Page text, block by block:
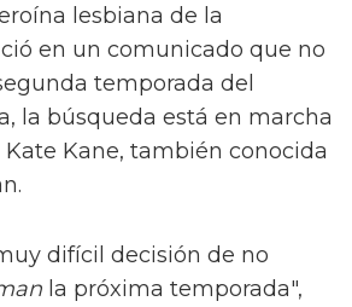
lesbiana de la
en un comunicado que no
temporada del
la búsqueda está en marcha
Kane, también conocida
difícil decisión de no
la próxima temporada",